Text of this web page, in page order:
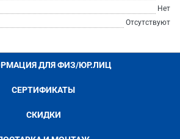
Нет
Отсутствуют
ДЛЯ ФИЗ/ЮР.ЛИЦ
СЕРТИФИКАТЫ
СКИДКИ